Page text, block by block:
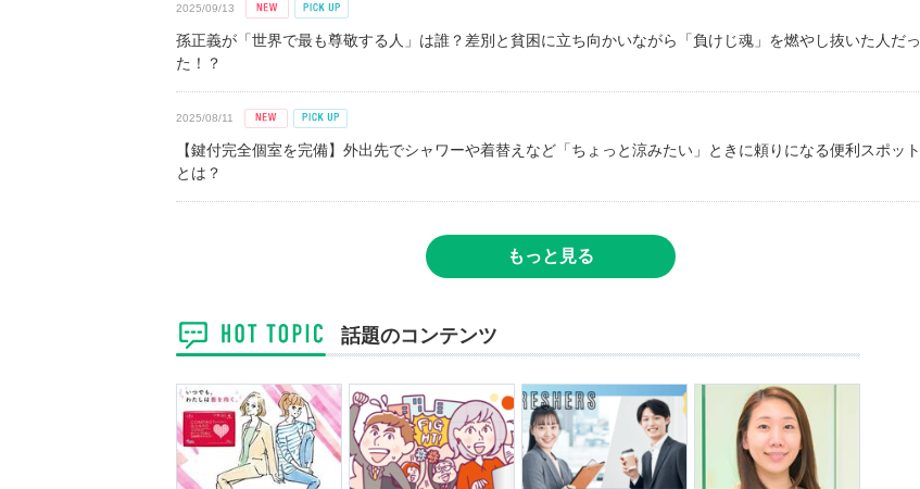
2025/09/13
孫正義が「世界で最も尊敬する人」は誰？差別と貧困に立ち向かいながら「負けじ魂」を燃やし抜いた人だっ
た！？
2025/08/11
【鍵付完全個室を完備】外出先でシャワーや着替えなど「ちょっと涼みたい」ときに頼りになる便利スポット
とは？
もっと見る
話題のコンテンツ